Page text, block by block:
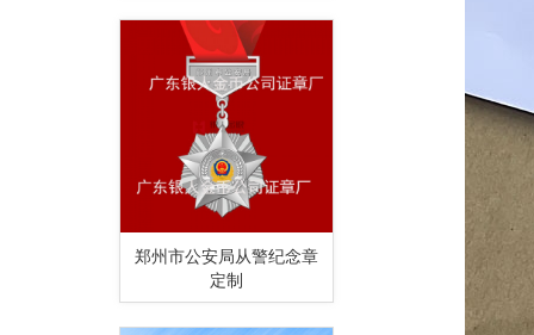
郑州市公安局从警纪念章
定制